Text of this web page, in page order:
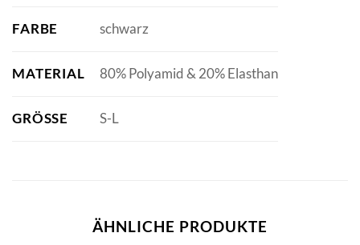
FARBE schwarz
MATERIAL 80% Polyamid & 20% Elasthan
GRÖSSE S-L
ÄHNLICHE PRODUKTE